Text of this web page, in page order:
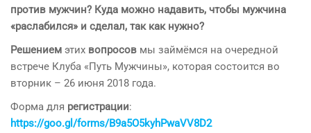
против мужчин? Куда можно надавить, чтобы мужчина
«раслабился» и сделал, так как нужно?
Решением этих вопросов мы займёмся на очередной
встрече Клуба «Путь Мужчины», которая состоится во
вторник – 26 июня 2018 года.
Форма для регистрации:
https://goo.gl/forms/B9a5O5kyhPwaVV8D2